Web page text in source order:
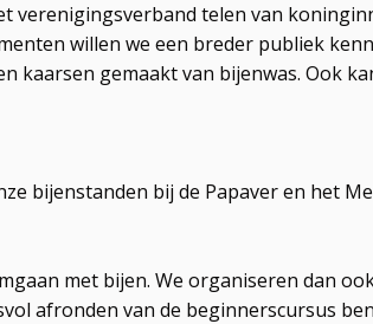
verenigingsverband telen van
willen we een breder publiek
kaarsen gemaakt van bijenwas. Ook
bijenstanden bij de Papaver en het
met bijen. We organiseren dan
afronden van de beginnerscursus